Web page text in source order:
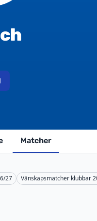
Matcher
27 Vänskapsmatcher klubbar